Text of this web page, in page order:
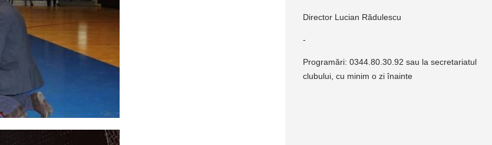
Director Lucian Rădulescu
-
Programări: 0344.80.30.92 sau la secretariatul
clubului, cu minim o zi înainte